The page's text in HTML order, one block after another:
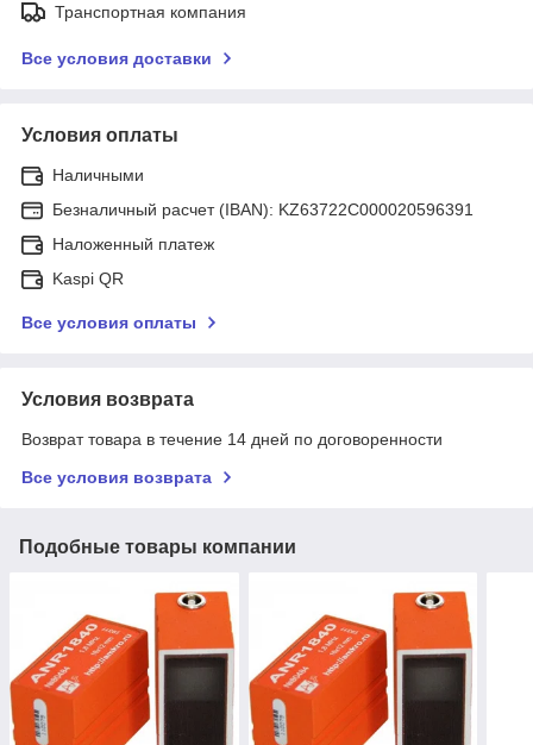
Транспортная компания
Все условия доставки
Условия оплаты
Наличными
Безналичный расчет (IBAN): KZ63722C000020596391
Наложенный платеж
Kaspi QR
Все условия оплаты
Условия возврата
Возврат товара в течение 14 дней по договоренности
Все условия возврата
Подобные товары компании